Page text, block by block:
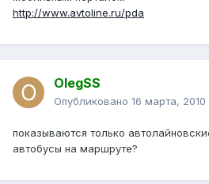
http://www.avtoline.ru/pda
OlegSS
Опубликовано 16 марта, 2010
показываются только
автобусы на маршруте?